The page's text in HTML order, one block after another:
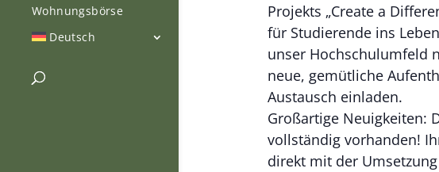
Wohnungsbörse
Deutsch
Projekts „Create a
für Studierende ins
unser Hochschulumfeld
neue, gemütliche
Austausch einladen.
Großartige Neuigkeiten:
vollständig vorhanden!
direkt mit der